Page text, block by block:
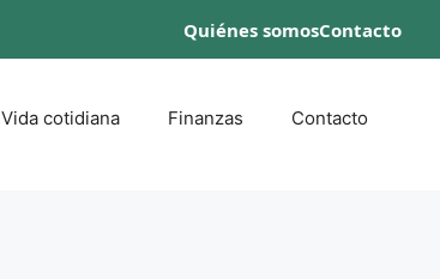
Quiénes somosContacto
Vida cotidiana Finanzas Contacto